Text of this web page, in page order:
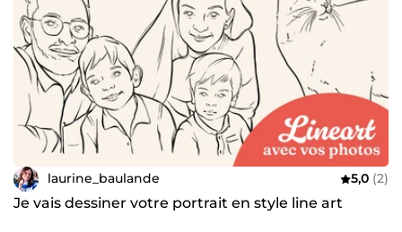
laurine_baulande 5,0 (2)
Je vais dessiner votre portrait en style line art